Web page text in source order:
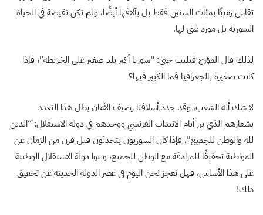
تقاس زمنيًّا بمئات السنين فقط بل بآلافها أيضًا، ولم تكن نقيصة في الحياة
السورية بل مورد غنى لها.
لذلك قال المؤرخ فيليب حتي: “سوريا أكبر بلد صغير على الخريطة”، فإذا
كانت صغيرة بالجغرافيا فما الكبير فيها؟
لا شك أنه الشعب، وقد حدد أسلافنا رصيف الأمان بظل هذا التعدد
بشعارهم الذي برز أيام الانتداب الفرنسي ووحدهم في دولة الاستقلال: “الدين
لله والوطن للجميع”، فإذا كان السوريون يتحدثون قبل قرن من الزمان عن
المواطنة تحقيقًا للمرادفة مع الوطن للجميع، وبنوا دولة الاستقلال الوطنية
على هذا الأساس، فهل نعجز نحن اليوم في عصر الدولة الحديثة عن تحقيق
ذلك!